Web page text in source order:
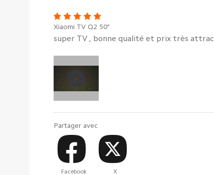
Xiaomi TV Q2 50"
super TV , bonne qualité et prix très
Partager avec
Facebook X